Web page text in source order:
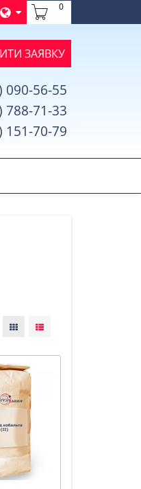
0
ЗАЯВКУ
090-56-55
788-71-33
151-70-79